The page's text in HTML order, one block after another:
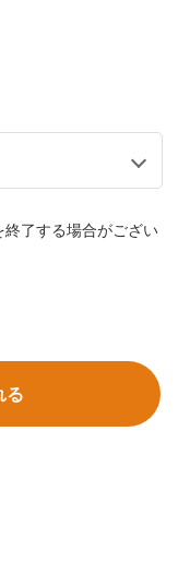
了する場合がござい
る